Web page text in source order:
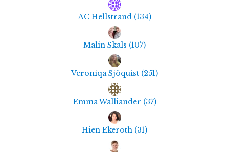
AC Hellstrand (134)
Malin Skals (107)
Veroniqa Sjöquist (251)
Emma Walliander (37)
Hien Ekeroth (31)